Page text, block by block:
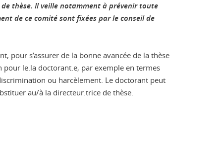
thèse. Il veille notamment à prévenir toute
de ce comité sont fixées par le conseil de
pour s’assurer de la bonne avancée de la thèse
pour le.la doctorant.e, par exemple en termes
ou harcèlement. Le doctorant peut
au/à la directeur.trice de thèse.